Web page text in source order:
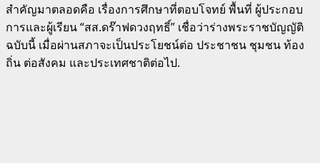
สำคัญมาตลอดคือ เรื่องการศึกษาที่ตอบโจทย์ พื้นที่ ผู้ประกอบ
การและผู้เรียน “สส.ดร๊าฟดวงฤทธิ์” เชื่อว่าร่างพระราชบัญญัติ
ฉบับนี้ เมื่อผ่านสภาจะเป็นประโยชน์ต่อ ประชาชน ชุมชน ท้อง
ถิ่น ต่อสังคม และประเทศชาติต่อไป.